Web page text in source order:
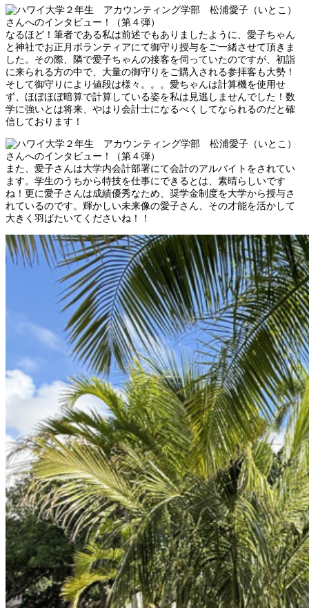
なるほど！筆者である私は前述でもありましたように、愛子ちゃん
と神社でお正月ボランティアにて御守り授与をご一緒させて頂きま
した。その際、隣で愛子ちゃんの接客を伺っていたのですが、初詣
に来られる方の中で、大量の御守りをご購入される参拝客も大勢！
そして御守りにより値段は様々。。。愛ちゃんは計算機を使用せ
ず、ほぼほぼ暗算で計算している姿を私は見逃しませんでした！数
学に強いとは将来、やはり会計士になるべくしてなられるのだと確
信しております！
また、愛子さんは大学内会計部署にて会計のアルバイトをされてい
ます。学生のうちから特技を仕事にできるとは、素晴らしいです
ね！更に愛子さんは成績優秀なため、奨学金制度を大学から授与さ
れているのです。輝かしい未来像の愛子さん、その才能を活かして
大きく羽ばたいてくださいね！！